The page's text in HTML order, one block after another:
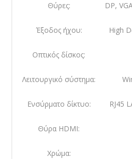
Θύρες: DP,
Έξοδος ήχου: High
Οπτικός δίσκος:
Λειτουργικό σύστημα:
Ενσύρματο δίκτυο: RJ45
Θύρα HDMI:
Χρώμα: